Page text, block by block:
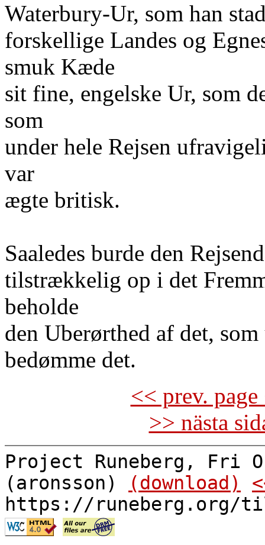
Waterbury-Ur, som han
forskellige Landes og
smuk Kæde
sit fine, engelske Ur, som
som
under hele Rejsen
var
ægte britisk.
Saaledes burde den
tilstrækkelig op i det
beholde
den Uberørthed af det,
bedømme det.
<< prev.
>> nästa
Project Runeberg, Fri
(aronsson)
(download)
https://runeberg.org/